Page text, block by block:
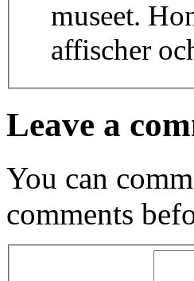
museet.
affischer
Leave a
You can
comments